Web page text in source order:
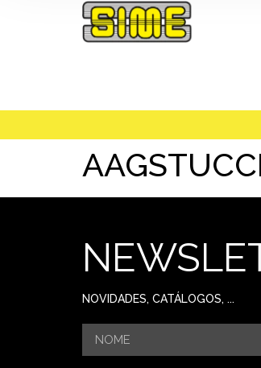
NOVIDADES, CATÁLOGOS, ...